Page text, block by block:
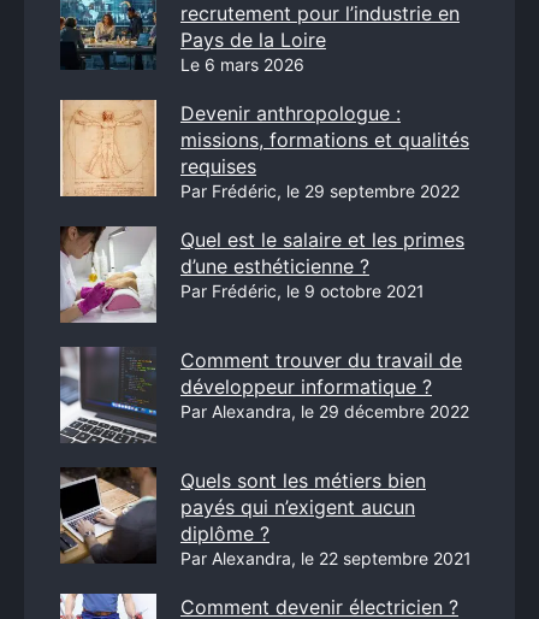
recrutement pour l’industrie en
Pays de la Loire
Le 6 mars 2026
Devenir anthropologue :
missions, formations et qualités
requises
Par Frédéric, le 29 septembre 2022
Quel est le salaire et les primes
d’une esthéticienne ?
Par Frédéric, le 9 octobre 2021
Comment trouver du travail de
développeur informatique ?
Par Alexandra, le 29 décembre 2022
Quels sont les métiers bien
payés qui n’exigent aucun
diplôme ?
Par Alexandra, le 22 septembre 2021
Comment devenir électricien ?